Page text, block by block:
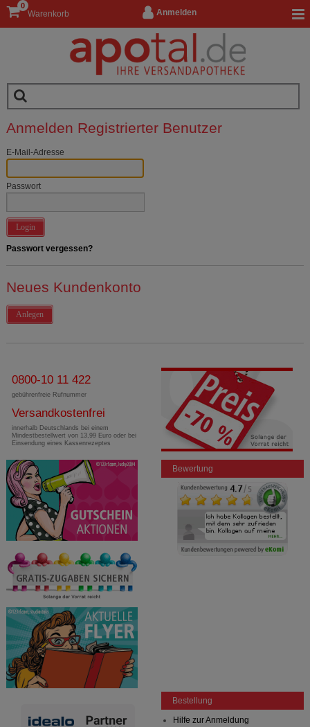
Anmelden
Warenkorb
0
Anmelden Registrierter Benutzer
E-Mail-Adresse
Passwort
Login
Passwort vergessen?
Neues Kundenkonto
Anlegen
0800-10 11 422
gebührenfreie Rufnummer
Versandkostenfrei
innerhalb Deutschlands bei einem
Mindestbestellwert von 13,99 Euro oder bei
Einsendung eines Kassenrezeptes
Bewertung
Bestellung
Hilfe zur Anmeldung